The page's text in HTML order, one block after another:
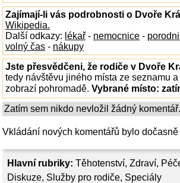
Hlavní rubriky: Těhotenství, Zdraví,
Diskuze, Služby pro rodiče, Speciály
Zajímají-li vás podrobnosti o Dvoře
Wikipedia.
Další odkazy: lékař - nemocnice -
volný čas - nákupy
Jste přesvědčeni, že rodiče v Dvoře
tedy návštěvu jiného místa ze seznamu
zobrazí pohromadě. Vybrané místo:
Zatím sem nikdo nevložil žádný
Vkládání nových komentářů bylo